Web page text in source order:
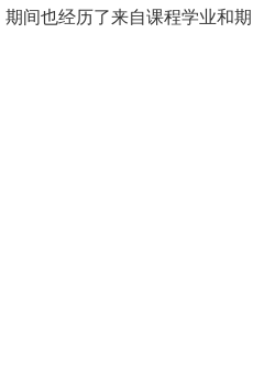
间也经历了来自课程学业和期